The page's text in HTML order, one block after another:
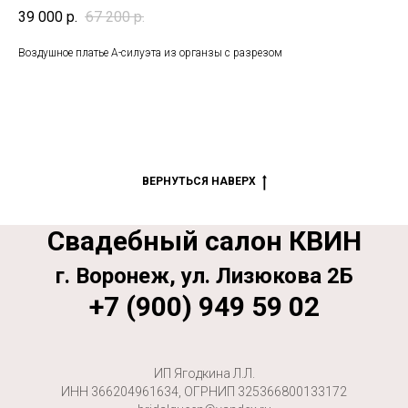
39 000 р. 67 200 р.
Воздушное платье А-силуэта из органзы с разрезом
ВЕРНУТЬСЯ НАВЕРХ
Свадебный салон КВИН
г. Воронеж, ул. Лизюкова 2Б
+7 (900) 949 59 02
ИП Ягодкина Л.Л.
ИНН 366204961634, ОГРНИП 325366800133172